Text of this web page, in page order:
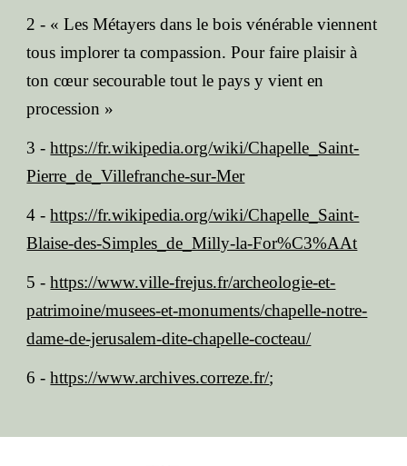
2 - « Les Métayers dans le bois vénérable viennent
tous implorer ta compassion. Pour faire plaisir à
ton cœur secourable tout le pays y vient en
procession »
3 -https://fr.wikipedia.org/wiki/Chapelle_Saint-
Pierre_de_Villefranche-sur-Mer
4 -https://fr.wikipedia.org/wiki/Chapelle_Saint-
Blaise-des-Simples_de_Milly-la-For%C3%AAt
5 -https://www.ville-frejus.fr/archeologie-et-
patrimoine/musees-et-monuments/chapelle-notre-
dame-de-jerusalem-dite-chapelle-cocteau/
6 -https://www.archives.correze.fr/;